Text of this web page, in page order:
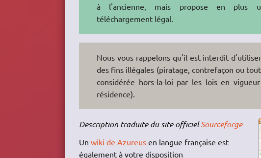
à l'ancienne, mais propose en plus
téléchargement légal.
Nous vous rappelons qu'il est interdit
des fins illégales (piratage, contrefaçon ou
considérée hors-la-loi par les lois en
résidence).
Description traduite du site officielSourceforge
Un wiki de Azureusen langue française est
également à votre disposition